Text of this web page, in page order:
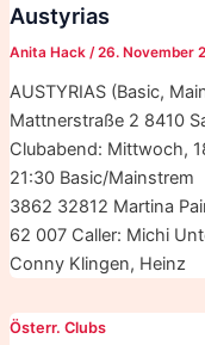
Austyrias
Anita Hack /26. November
AUSTYRIAS (Basic,
Mattnerstraße 2 8410
Clubabend: Mittwoch,
21:30 Basic/
3862 32812 Martina
62 007 Caller: Michi
Conny Klingen, Heinz
Österr. Clubs